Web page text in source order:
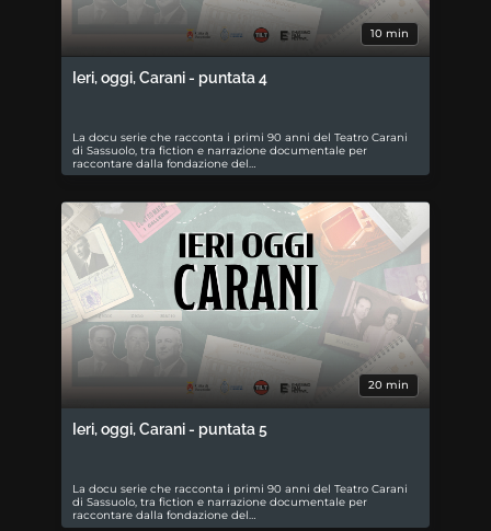
10 min
Ieri, oggi, Carani - puntata 4
La docu serie che racconta i primi 90 anni del Teatro Carani
di Sassuolo, tra fiction e narrazione documentale per
raccontare dalla fondazione del…
20 min
Ieri, oggi, Carani - puntata 5
La docu serie che racconta i primi 90 anni del Teatro Carani
di Sassuolo, tra fiction e narrazione documentale per
raccontare dalla fondazione del…